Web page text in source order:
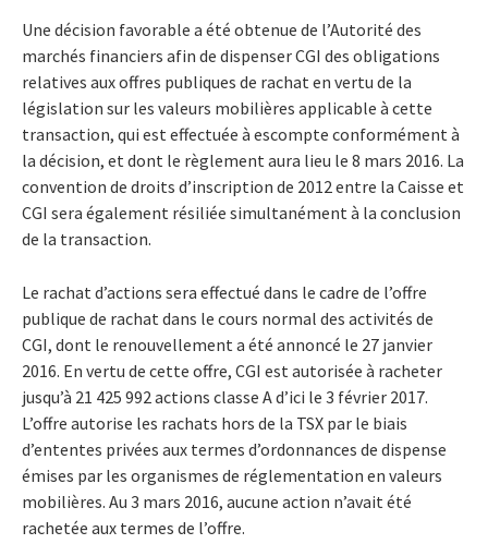
Une décision favorable a été obtenue de l’Autorité des
marchés financiers afin de dispenser CGI des obligations
relatives aux offres publiques de rachat en vertu de la
législation sur les valeurs mobilières applicable à cette
transaction, qui est effectuée à escompte conformément à
la décision, et dont le règlement aura lieu le 8 mars 2016. La
convention de droits d’inscription de 2012 entre la Caisse et
CGI sera également résiliée simultanément à la conclusion
de la transaction.
Le rachat d’actions sera effectué dans le cadre de l’offre
publique de rachat dans le cours normal des activités de
CGI, dont le renouvellement a été annoncé le 27 janvier
2016. En vertu de cette offre, CGI est autorisée à racheter
jusqu’à 21 425 992 actions classe A d’ici le 3 février 2017.
L’offre autorise les rachats hors de la TSX par le biais
d’ententes privées aux termes d’ordonnances de dispense
émises par les organismes de réglementation en valeurs
mobilières. Au 3 mars 2016, aucune action n’avait été
rachetée aux termes de l’offre.